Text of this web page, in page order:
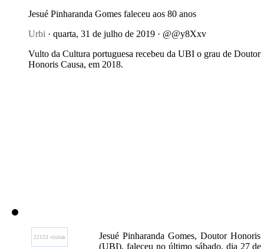
Jesué Pinharanda Gomes faleceu aos 80 anos
Urbi · quarta, 31 de julho de 2019 · @@y8Xxv
Vulto da Cultura portuguesa recebeu da UBI o grau de Doutor
Honoris Causa, em 2018.
22153 visitas
Jesué Pinharanda Gomes, Doutor
(UBI), faleceu no último sábado, dia 27 de